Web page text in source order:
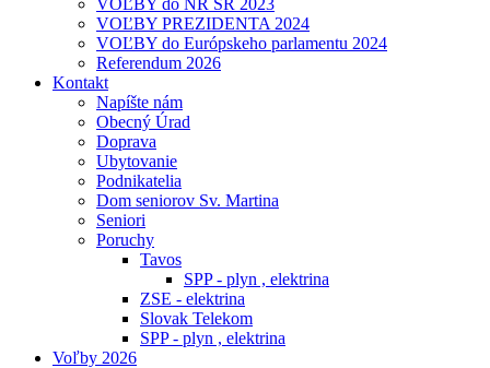
VOĽBY do NR SR 2023
VOĽBY PREZIDENTA 2024
VOĽBY do Európskeho parlamentu 2024
Referendum 2026
Kontakt
Napíšte nám
Obecný Úrad
Doprava
Ubytovanie
Podnikatelia
Dom seniorov Sv. Martina
Seniori
Poruchy
Tavos
SPP - plyn , elektrina
ZSE - elektrina
Slovak Telekom
SPP - plyn , elektrina
Voľby 2026